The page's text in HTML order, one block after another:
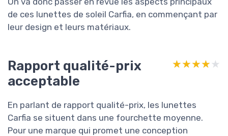
de ces lunettes de soleil Carfia, en commençant par
leur design et leurs matériaux.
Rapport qualité-prix
acceptable
★★★★★
★★★★★
En parlant de rapport qualité-prix, les lunettes
Carfia se situent dans une fourchette moyenne.
Pour une marque qui promet une conception